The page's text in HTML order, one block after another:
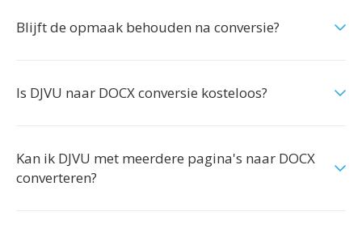
Blijft de opmaak behouden na conversie?
Is DJVU naar DOCX conversie kosteloos?
Kan ik DJVU met meerdere pagina's naar DOCX
converteren?